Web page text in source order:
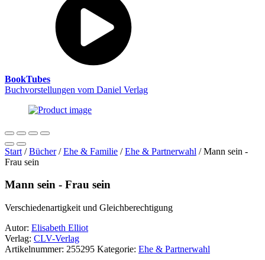
BookTubes
Buchvorstellungen vom Daniel Verlag
Start /Bücher/Ehe & Familie /Ehe & Partnerwahl / Mann sein -
Frau sein
Mann sein - Frau sein
Verschiedenartigkeit und Gleichberechtigung
Autor: Elisabeth Elliot
Verlag: CLV-Verlag
Artikelnummer: 255295 Kategorie: Ehe & Partnerwahl